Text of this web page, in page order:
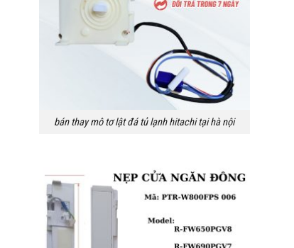
bán thay mô tơ lật đá tủ lạnh hitachi tại hà nội